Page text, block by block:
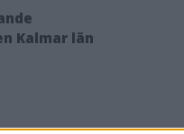
Kalmar län